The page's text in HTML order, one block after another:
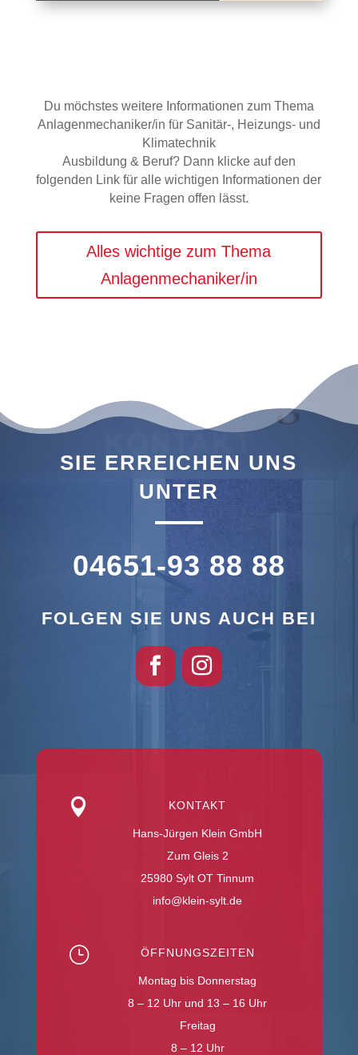
Du möchstes weitere Informationen zum Thema
Anlagenmechaniker/in für Sanitär-, Heizungs- und
Klimatechnik
Ausbildung & Beruf? Dann klicke auf den
folgenden Link für alle wichtigen Informationen der
keine Fragen offen lässt.
Alles wichtige zum Thema
Anlagenmechaniker/in
SIE ERREICHEN UNS
UNTER
04651-93 88 88
FOLGEN SIE UNS AUCH BEI
 KONTAKT
Hans-Jürgen Klein GmbH
Zum Gleis 2
25980 Sylt OT Tinnum
info@klein-sylt.de
} ÖFFNUNGSZEITEN
Montag bis Donnerstag
8 – 12 Uhr und 13 – 16 Uhr
Freitag
8 – 12 Uhr